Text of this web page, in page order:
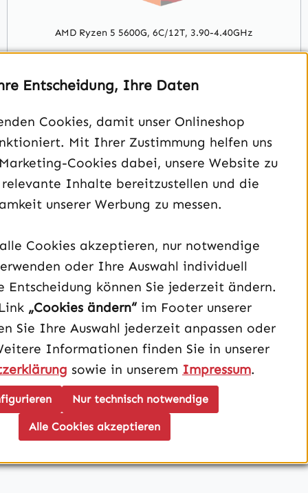
AMD Ryzen 5 5600G, 6C/12T, 3.90-4.40GHz
Gehäuse
Ram
Kühlung
Betriebssystem
Entscheidung, Ihre Daten
Cookies, damit unser Onlineshop
Mit Ihrer Zustimmung helfen uns
Cookies dabei, unsere Website zu
relevante Inhalte bereitzustellen und die
unserer Werbung zu messen.
Cookies akzeptieren, nur notwendige
oder Ihre Auswahl individuell
Entscheidung können Sie jederzeit ändern.
„Cookies ändern“im Footer unserer
Sie Ihre Auswahl jederzeit anpassen oder
Informationen finden Sie in unserer
sowie in unserem Impressum.
Nur technisch notwendige
Alle Cookies akzeptieren